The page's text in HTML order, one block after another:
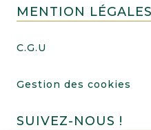
MENTION LÉGALES
C.G.U
Gestion des cookies
SUIVEZ-NOUS !